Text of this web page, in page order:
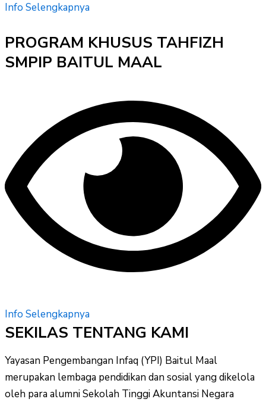
Info Selengkapnya
PROGRAM KHUSUS TAHFIZH
SMPIP BAITUL MAAL
Info Selengkapnya
SEKILAS TENTANG KAMI
Yayasan Pengembangan Infaq (YPI) Baitul Maal
merupakan lembaga pendidikan dan sosial yang dikelola
oleh para alumni Sekolah Tinggi Akuntansi Negara